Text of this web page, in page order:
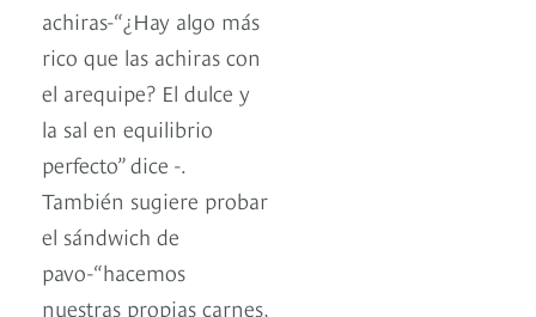
achiras-“¿Hay algo más
rico que las achiras con
el arequipe? El dulce y
la sal en equilibrio
perfecto” dice -.
También sugiere probar
el sándwich de
pavo-“hacemos
nuestras propias carnes,